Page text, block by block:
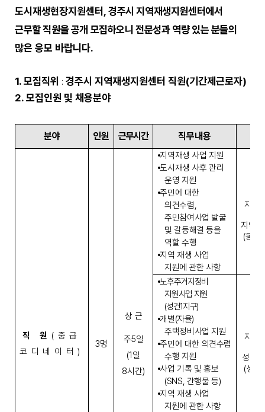
도시재생현장지원센터 , 경주시 지역재생지원센터에서
근무할 직원을 공개 모집하오니 전문성과 역량 있는 분들의
많은 응모 바랍니다.
1. 모집직위 : 경주시 지역재생지원센터 직원(기간제근로자)
2. 모집인원 및 채용분야
분야 인원 근무시간 직무내용
직 원 ( 중급
코디네이터)
3명
상 근
주5일
(1일
8시간)
⦁지역재생 사업 지원
⦁도시재생 사후 관리
운영 지원
⦁주민에 대한
의견수렴,
주민참여사업 발굴
및 갈등해결 등을
역할 수행
⦁지역 재생 사업
지원에 관한 사항
지역
지역
(동천
⦁노후주거지정비
지원사업 지원
(성건1지구)
⦁개별(자율)
주택정비사업 지원
⦁주민에 대한 의견수렴
수행 지원
⦁사업 기록 및 홍보
(SNS, 간행물 등)
⦁지역 재생 사업
지원에 관한 사항
지역
성건
(성건